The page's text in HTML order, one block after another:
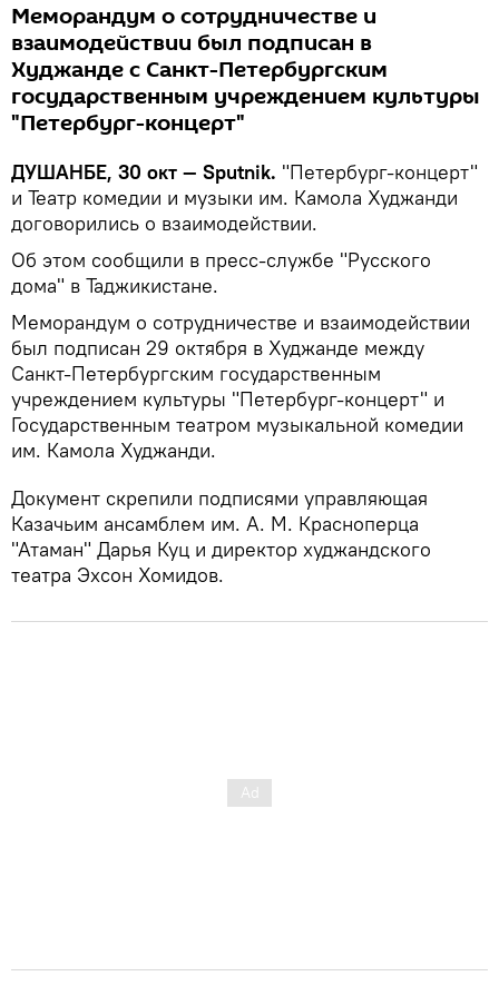
Меморандум о сотрудничестве и
взаимодействии был подписан в
Худжанде с Санкт-Петербургским
государственным учреждением культуры
"Петербург-концерт"
ДУШАНБЕ, 30 окт — Sputnik. "Петербург-концерт"
и Театр комедии и музыки им. Камола Худжанди
договорились о взаимодействии.
Об этом сообщили в пресс-службе "Русского
дома" в Таджикистане.
Меморандум о сотрудничестве и взаимодействии
был подписан 29 октября в Худжанде между
Санкт-Петербургским государственным
учреждением культуры "Петербург-концерт" и
Государственным театром музыкальной комедии
им. Камола Худжанди.
Документ скрепили подписями управляющая
Казачьим ансамблем им. А. М. Красноперца
"Атаман" Дарья Куц и директор худжандского
театра Эхсон Хомидов.